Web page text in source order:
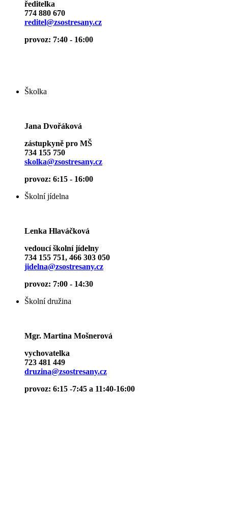
ředitelka
774 880 670
reditel@zsostresany.cz
provoz: 7:40 - 16:00
Školka
Jana Dvořáková
zástupkyně pro MŠ
734 155 750
skolka@zsostresany.cz
provoz: 6:15 - 16:00
Školní jídelna
Lenka Hlaváčková
vedoucí školní jídelny
734 155 751, 466 303 050
jidelna@zsostresany.cz
provoz: 7:00 - 14:30
Školní družina
Mgr. Martina Mošnerová
vychovatelka
723 481 449
druzina@zsostresany.cz
provoz: 6:15 -7:45 a 11:40-16:00